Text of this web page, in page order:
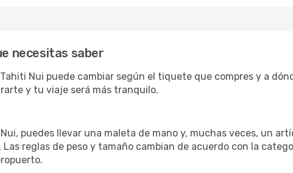
necesitas saber
Nui puede cambiar según el tiquete que compres y a
y tu viaje será más tranquilo.
puedes llevar una maleta de mano y, muchas veces, un
reglas de peso y tamaño cambian de acuerdo con la